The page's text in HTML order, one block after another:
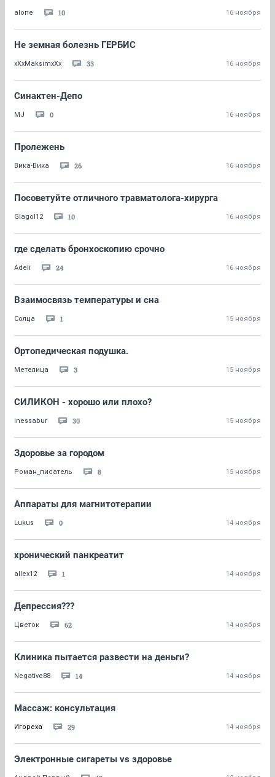
alone 10 16 ноября
Не земная болезнь ГЕРБИС
xXxMaksimxXx 33 16 ноября
Синактен-Депо
MJ 0 16 ноября
Пролежень
Вика-Вика 26 16 ноября
Посоветуйте отличного травматолога-хирурга
Glagol12 10 16 ноября
где сделать бронхоскопию срочно
Adeli 24 16 ноября
Взаимосвязь температуры и сна
Солца 1 15 ноября
Ортопедическая подушка.
Метелица 3 15 ноября
СИЛИКОН - хорошо или плохо?
inessabur 30 15 ноября
Здоровье за городом
Роман_писатель 8 15 ноября
Аппараты для магнитотерапии
Lukus 0 14 ноября
хронический панкреатит
allex12 1 14 ноября
Депрессия???
Цветок 62 14 ноября
Клиника пытается развести на деньги?
Negative88 14 14 ноября
Массаж: консультация
Игореха 29 14 ноября
Электронные сигареты vs здоровье